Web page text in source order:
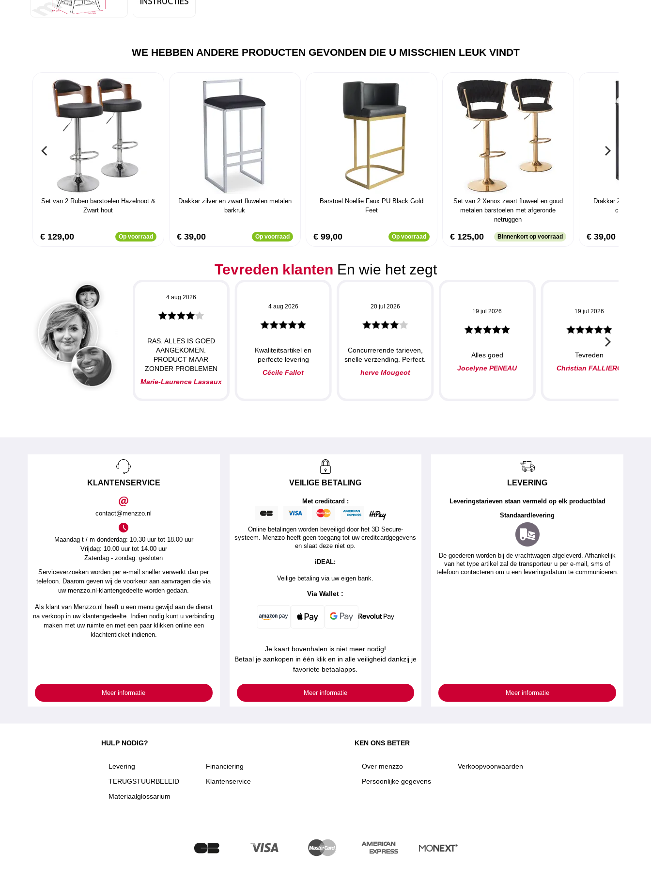
WE HEBBEN ANDERE PRODUCTEN GEVONDEN DIE U MISSCHIEN LEUK VINDT
Set van 2 Ruben barstoelen Hazelnoot &
Zwart hout
€ 129,00 Op voorraad
Drakkar zilver en zwart fluwelen metalen
barkruk
€ 39,00 Op voorraad
Barstoel Noellie Faux PU Black Gold
Feet
€ 99,00 Op voorraad
Set van 2 Xenox zwart fluweel en goud
metalen barstoelen met afgeronde
netruggen
€ 125,00 Binnenkort op voorraad
Drakkar Zwarte
crème
€ 39,00
Tevreden klanten En wie het zegt
4 aug 2026
RAS. ALLES IS GOED
AANGEKOMEN.
PRODUCT MAAR
ZONDER PROBLEMEN
Marie-Laurence Lassaux
4 aug 2026
Kwaliteitsartikel en
perfecte levering
Cécile Fallot
20 jul 2026
Concurrerende tarieven,
snelle verzending. Perfect.
herve Mougeot
19 jul 2026
Alles goed
Jocelyne PENEAU
19 jul 2026
Tevreden
Christian FALLIERO
KLANTENSERVICE
contact@menzzo.nl
Maandag t / m donderdag: 10.30 uur tot 18.00 uur
Vrijdag: 10.00 uur tot 14.00 uur
Zaterdag - zondag: gesloten
Serviceverzoeken worden per e-mail sneller verwerkt dan per
telefoon. Daarom geven wij de voorkeur aan aanvragen die via
uw menzzo.nl-klantengedeelte worden gedaan.
Als klant van Menzzo.nl heeft u een menu gewijd aan de dienst
na verkoop in uw klantengedeelte. Indien nodig kunt u verbinding
maken met uw ruimte en met een paar klikken online een
klachtenticket indienen.
Meer informatie
VEILIGE BETALING
Met creditcard :
Online betalingen worden beveiligd door het 3D Secure-
systeem. Menzzo heeft geen toegang tot uw creditcardgegevens
en slaat deze niet op.
iDEAL:
Veilige betaling via uw eigen bank.
Via Wallet :
Je kaart bovenhalen is niet meer nodig!
Betaal je aankopen in één klik en in alle veiligheid dankzij je
favoriete betaalapps.
Meer informatie
LEVERING
Leveringstarieven staan vermeld op elk productblad
Standaardlevering
De goederen worden bij de vrachtwagen afgeleverd. Afhankelijk
van het type artikel zal de transporteur u per e-mail, sms of
telefoon contacteren om u een leveringsdatum te communiceren.
Meer informatie
HULP NODIG?
Levering
TERUGSTUURBELEID
Materiaalglossarium
Financiering
Klantenservice
KEN ONS BETER
Over menzzo
Persoonlijke gegevens
Verkoopvoorwaarden